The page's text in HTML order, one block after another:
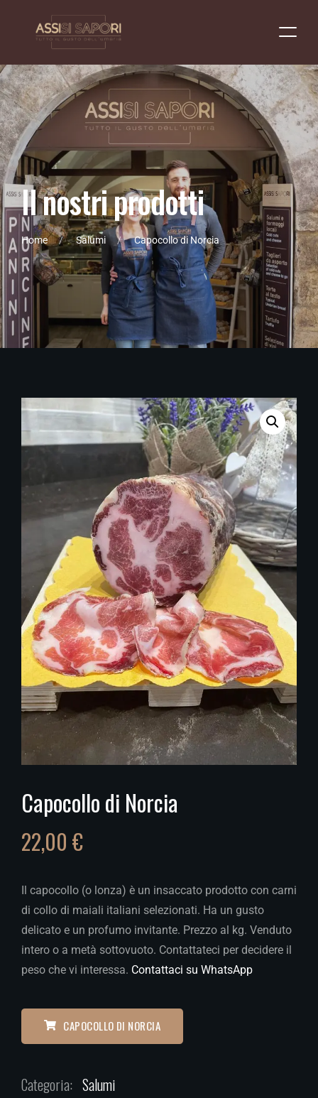
Ilnostriprodotti
Home Salumi Capocollo di Norcia
Capocollo di Norcia
22,00 €
Il capocollo (o lonza) è un insaccato prodotto con carni
di collo di maiali italiani selezionati. Ha un gusto
delicato e un profumo invitante. Prezzo al kg. Venduto
intero o a metà sottovuoto. Contattateci per decidere il
peso che vi interessa. Contattaci su WhatsApp
CAPOCOLLO DI NORCIA
Categoria: Salumi